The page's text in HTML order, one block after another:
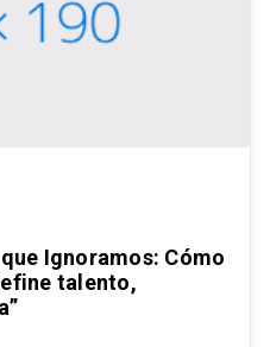
Ignoramos: Cómo
talento,